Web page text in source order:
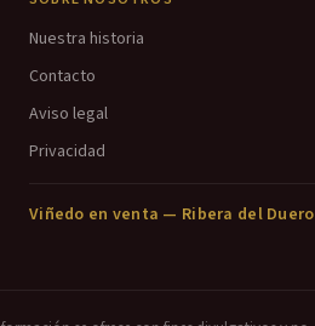
Nuestra historia
Contacto
Aviso legal
Privacidad
Viñedo en venta — Ribera del Duero